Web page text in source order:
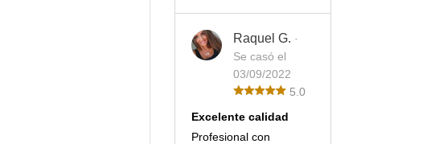
Raquel G. ·
Se casó el
03/09/2022
5.0
Excelente calidad
Profesional con